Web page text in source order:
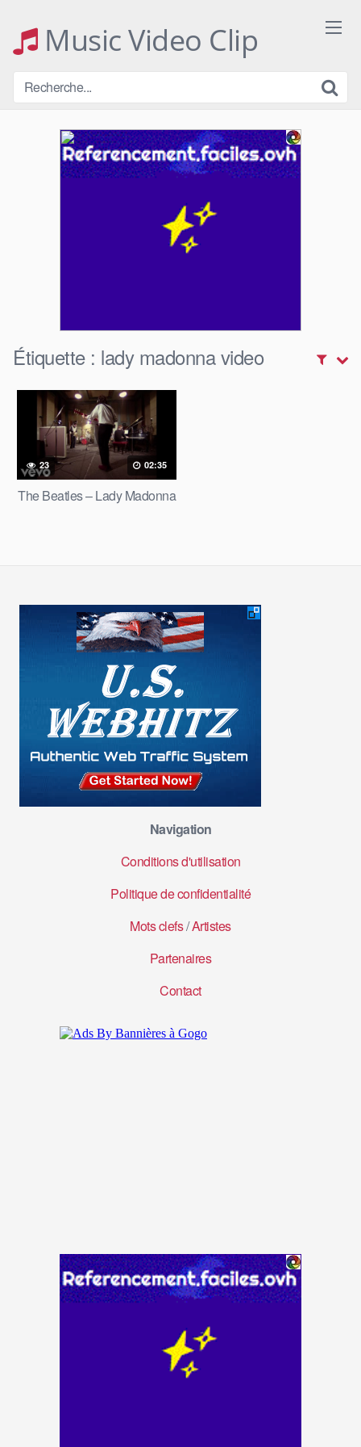
contentMusic Video Clip
Étiquette : lady madonna video
23 02:35
The Beatles – Lady Madonna
Navigation
Conditions d'utilisation
Politique de confidentialité
Mots clefs/Artistes
Partenaires
Contact